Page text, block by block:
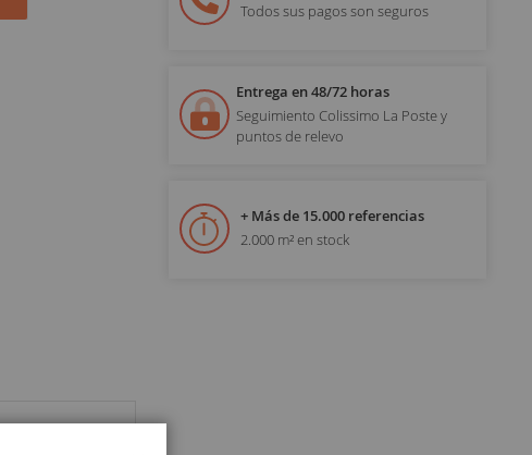
Todos sus pagos son seguros
Entrega en 48/72 horas
Seguimiento Colissimo La Poste y
puntos de relevo
+ Más de 15.000 referencias
2.000 m² en stock